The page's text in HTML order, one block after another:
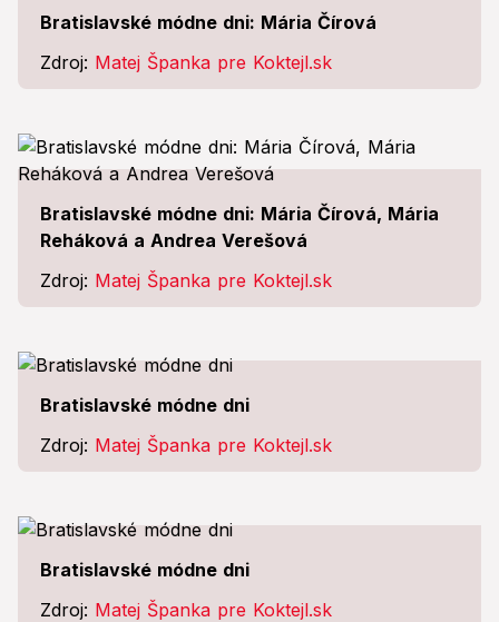
Bratislavské módne dni: Mária Čírová
Zdroj: Matej Španka pre Koktejl.sk
Bratislavské módne dni: Mária Čírová, Mária
Reháková a Andrea Verešová
Zdroj: Matej Španka pre Koktejl.sk
Bratislavské módne dni
Zdroj: Matej Španka pre Koktejl.sk
Bratislavské módne dni
Zdroj: Matej Španka pre Koktejl.sk